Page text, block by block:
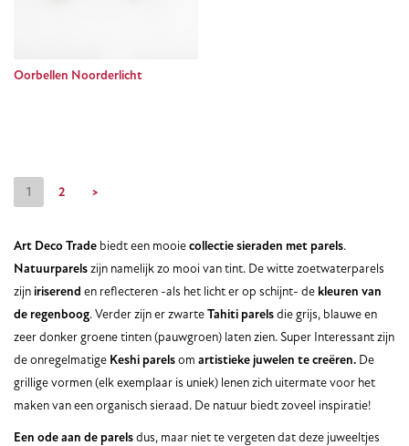
Oorbellen Noorderlicht
1 2 >
Art DecoTrade biedt een mooiecollectie sieraden met parels.
Natuurparelszijn namelijk zo mooi van tint. De witte zoetwaterparels
zijn iriserend en reflecteren -als het licht er op schijnt- de kleuren van
de regenboog. Verder zijn er zwarteTahiti parelsdie grijs, blauwe en
zeer donker groene tinten (pauwgroen) laten zien. Super Interessant zijn
de onregelmatige Keshi parelsom artistieke juwelen te creëren. De
grillige vormen (elk exemplaar is uniek) lenen zich uitermate voor het
maken van een organisch sieraad. De natuur biedt zoveel inspiratie!
Een ode aan de parelsdus, maar niet te vergeten dat deze juweeltjes